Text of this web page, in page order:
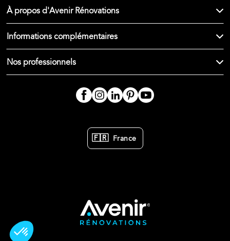
À propos d'Avenir Rénovations
Informations complémentaires
Nos professionnels
🇫🇷 France